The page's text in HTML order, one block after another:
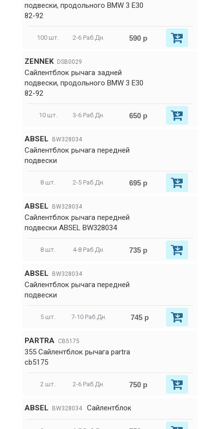
подвески, продольного BMW 3 E30
82-92
100 шт. 2-6 Раб.Дн. 590 р
ZENNEK DSB0029
Сайлентблок рычага задней
подвески, продольного BMW 3 E30
82-92
10 шт. 3-6 Раб.Дн. 650 р
ABSEL BW328034
Сайлентблок рычага передней
подвески
8 шт. 2-5 Раб.Дн. 695 р
ABSEL BW328034
Сайлентблок рычага передней
подвески ABSEL BW328034
8 шт. 4-8 Раб.Дн. 735 р
ABSEL BW328034
Сайлентблок рычага передней
подвески
5 шт. 7-10 Раб.Дн. 745 р
PARTRA CB5175
355 Сайлентблок рычага partra
cb5175
2 шт. 2-6 Раб.Дн. 750 р
ABSEL BW328034 Сайлентблок